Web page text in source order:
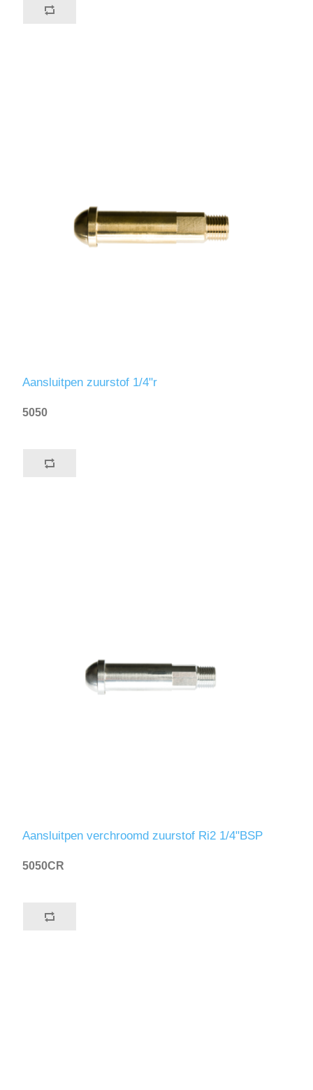
Aansluitpen zuurstof 1/4"r
5050
Aansluitpen verchroomd zuurstof Ri2 1/4"BSP
5050CR